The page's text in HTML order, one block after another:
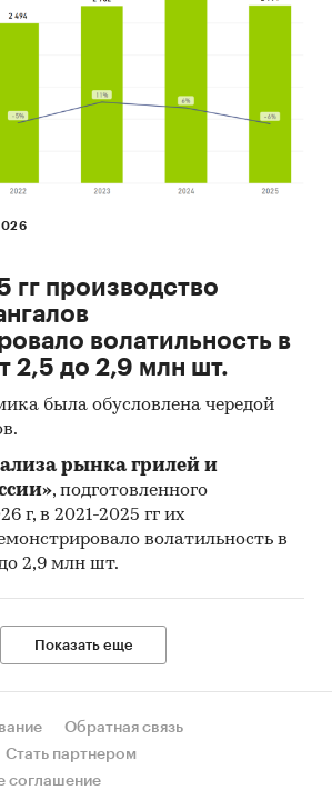
гг производство
волатильность в
2,5 до 2,9 млн шт.
была обусловлена чередой
рынка грилей и
, подготовленного
г, в 2021-2025 гг их
волатильность в
2,9 млн шт.
Показать еще
Обратная связь
Стать партнером
соглашение